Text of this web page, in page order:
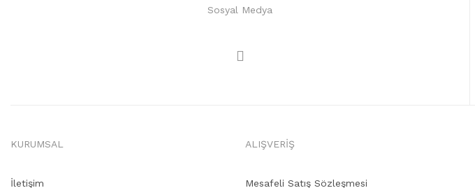
Sosyal Medya
KURUMSAL
İletişim
ALIŞVERİŞ
Mesafeli Satış Sözleşmesi